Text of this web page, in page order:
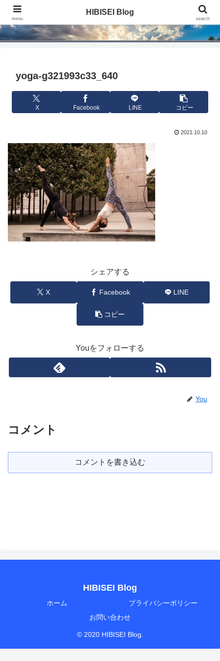
HIBISEI Blog
yoga-g321993c33_640
X Facebook LINE コピー
2021.10.10
シェアする
X Facebook LINE
コピー
Youをフォローする
You
コメント
コメントを書き込む
HIBISEI Blog
ホーム
プライバシーポリシー
お問い合わせ
© 2020 HIBISEI Blog.
menu
HIBISEI Blog
search